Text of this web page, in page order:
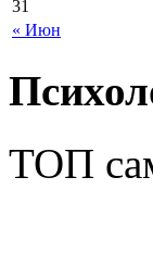
« Июн
31
ТОП